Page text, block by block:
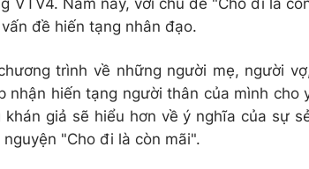
VTV4. Năm nay, với chủ đề "Cho đi là
đề hiến tạng nhân đạo.
trình về những người mẹ, người
hiến tạng người thân của mình cho
giả sẽ hiểu hơn về ý nghĩa của sự
"Cho đi là còn mãi".